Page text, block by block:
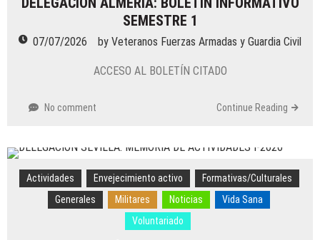
SEMESTRE 1
07/07/2026 by Veteranos Fuerzas Armadas y Guardia Civil
ACCESO AL BOLETÍN CITADO
No comment Continue Reading
Actividades Envejecimiento activo
Formativas/Culturales
Generales
Militares Noticias
Vida Sana
Voluntariado